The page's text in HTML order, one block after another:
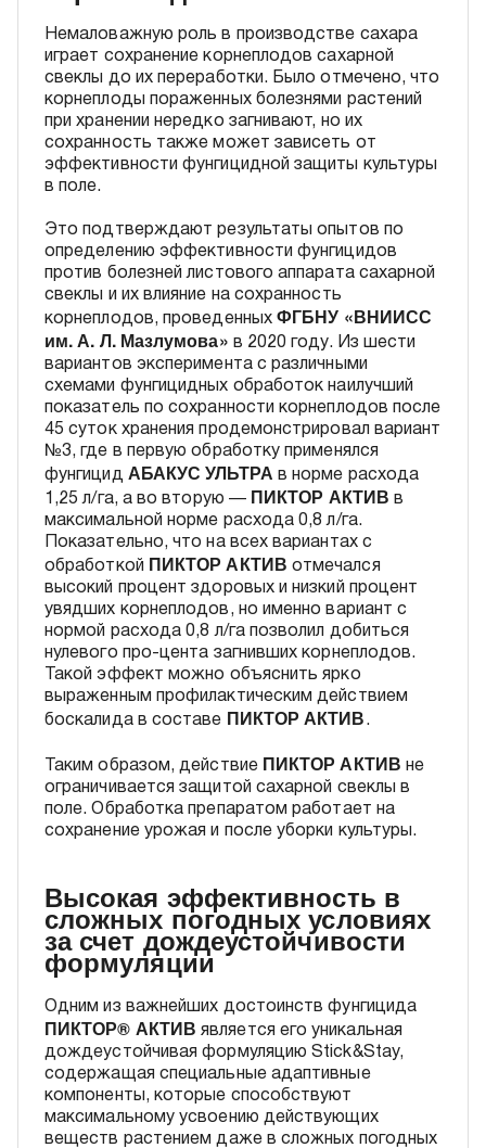
Немаловажную роль в производстве сахара
играет сохранение корнеплодов сахарной
свеклы до их переработки. Было отмечено, что
корнеплоды пораженных болезнями растений
при хранении нередко загнивают, но их
сохранность также может зависеть от
эффективности фунгицидной защиты культуры
в поле.
Это подтверждают результаты опытов по
определению эффективности фунгицидов
против болезней листового аппарата сахарной
свеклы и их влияние на сохранность
корнеплодов, проведенныхФГБНУ «ВНИИСС
им. А. Л. Мазлумова» в 2020 году. Из шести
вариантов эксперимента с различными
схемами фунгицидных обработок наилучший
показатель по сохранности корнеплодов после
45 суток хранения продемонстрировал вариант
№3, где в первую обработку применялся
фунгицид АБАКУС УЛЬТРА в норме расхода
1,25 л/га, а во вторую — ПИКТОР АКТИВ в
максимальной норме расхода 0,8 л/га.
Показательно, что на всех вариантах с
обработкой ПИКТОР АКТИВ отмечался
высокий процент здоровых и низкий процент
увядших корнеплодов, но именно вариант с
нормой расхода 0,8 л/га позволил добиться
нулевого про-цента загнивших корнеплодов.
Такой эффект можно объяснить ярко
выраженным профилактическим действием
боскалида в составе ПИКТОР АКТИВ .
Таким образом, действие ПИКТОР АКТИВ не
ограничивается защитой сахарной свеклы в
поле. Обработка препаратом работает на
сохранение урожая и после уборки культуры.
Высокая эффективность в
сложных погодных условиях
за счет дождеустойчивости
формуляции
Одним из важнейших достоинств фунгицида
ПИКТОР® АКТИВявляется его уникальная
дождеустойчивая формуляцию Stick&Stay,
содержащая специальные адаптивные
компоненты, которые способствуют
максимальному усвоению действующих
веществ растением даже в сложных погодных